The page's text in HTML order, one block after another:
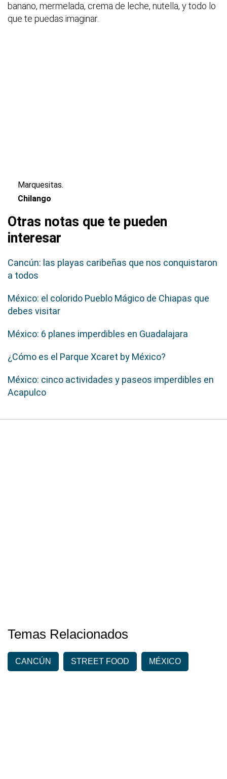
banano, mermelada, crema de leche, nutella, y todo lo
que te puedas imaginar.
Marquesitas.
Chilango
Otras notas que te pueden
interesar
Cancún: las playas caribeñas que nos conquistaron
a todos
México: el colorido Pueblo Mágico de Chiapas que
debes visitar
México: 6 planes imperdibles en Guadalajara
¿Cómo es el Parque Xcaret by México?
México: cinco actividades y paseos imperdibles en
Acapulco
Temas Relacionados
CANCÚN STREET FOOD MÉXICO